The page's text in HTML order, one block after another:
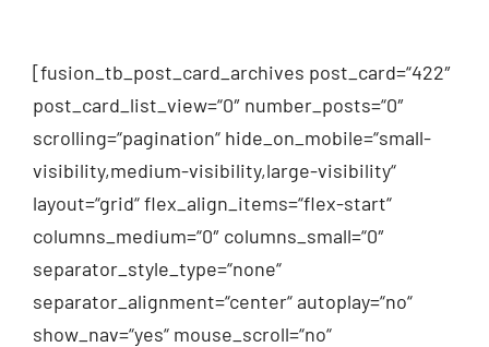
[fusion_tb_post_card_archives post_card=“422″
post_card_list_view=“0″ number_posts=“0″
scrolling=“pagination“ hide_on_mobile=“small-
visibility,medium-visibility,large-visibility“
layout=“grid“ flex_align_items=“flex-start“
columns_medium=“0″ columns_small=“0″
separator_style_type=“none“
separator_alignment=“center“ autoplay=“no“
show_nav=“yes“ mouse_scroll=“no“